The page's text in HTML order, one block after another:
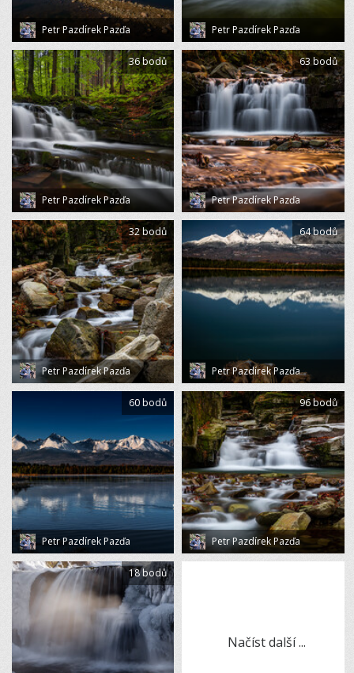
Petr Pazdírek Pazďa Petr Pazdírek Pazďa
Petr Pazdírek Pazďa
36 bodů
Petr Pazdírek Pazďa
63 bodů
Petr Pazdírek Pazďa
32 bodů
Petr Pazdírek Pazďa
64 bodů
Petr Pazdírek Pazďa
60 bodů
Petr Pazdírek Pazďa
96 bodů
18 bodů
Načíst další ...